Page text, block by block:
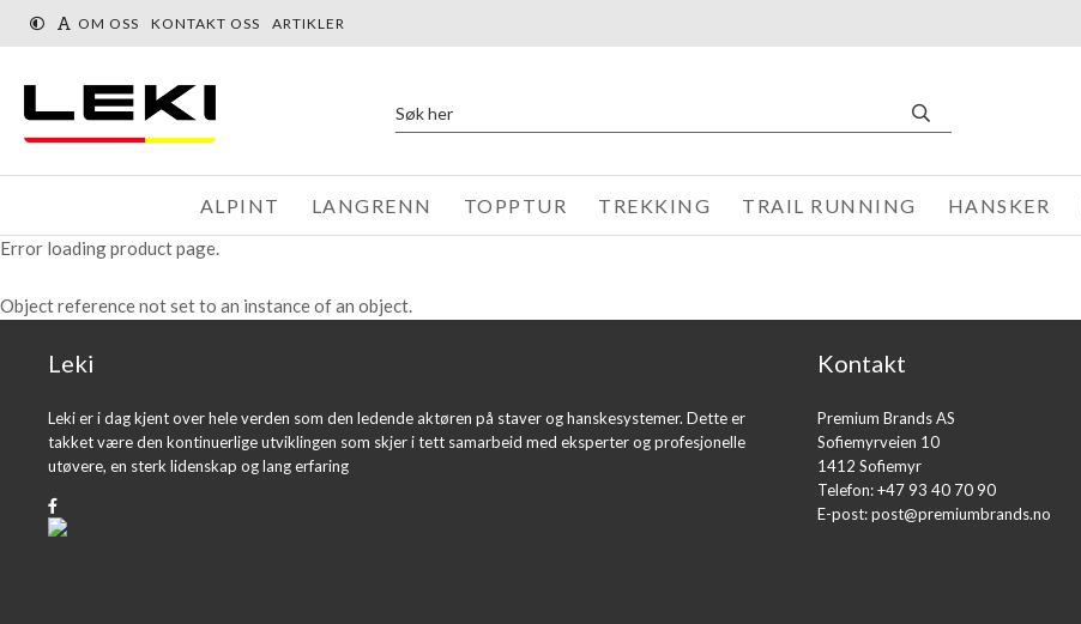
OM OSS KONTAKT OSS ARTIKLER
ALPINT LANGRENN TOPPTUR TREKKING TRAIL RUNNING HANSKER
« Tilbake Du er her: Produkter Topptur
Error loading product page.
Object reference not set to an instance of an object.
Leki
Leki er i dag kjent over hele verden som den ledende aktøren på staver og hanskesystemer. Dette er
takket være den kontinuerlige utviklingen som skjer i tett samarbeid med eksperter og profesjonelle
utøvere, en sterk lidenskap og lang erfaring
Kontakt
Premium Brands AS
Sofiemyrveien 10
1412 Sofiemyr
Telefon: +47 93 40 70 90
E-post:post@premiumbrands.no